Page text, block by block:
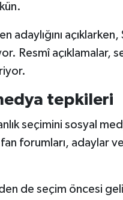
adaylığını
Resmî açıklamalar,
tepkileri
seçimini sosyal
forumları, adaylar
de seçim öncesi